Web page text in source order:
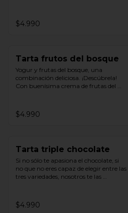
$4.990
Tarta frutos del bosque
Yogur y frutas del bosque, una
combinación deliciosa. ¡Descúbrela!
Con buenísima crema de frutas del
$4.990
Tarta triple chocolate
Si no sólo te apasiona el chocolate, si
no que no eres capaz de elegir entre las
tres variedades, nosotros te las
crema de cacao negro, de cacao con
leche y blanca.
$4.990